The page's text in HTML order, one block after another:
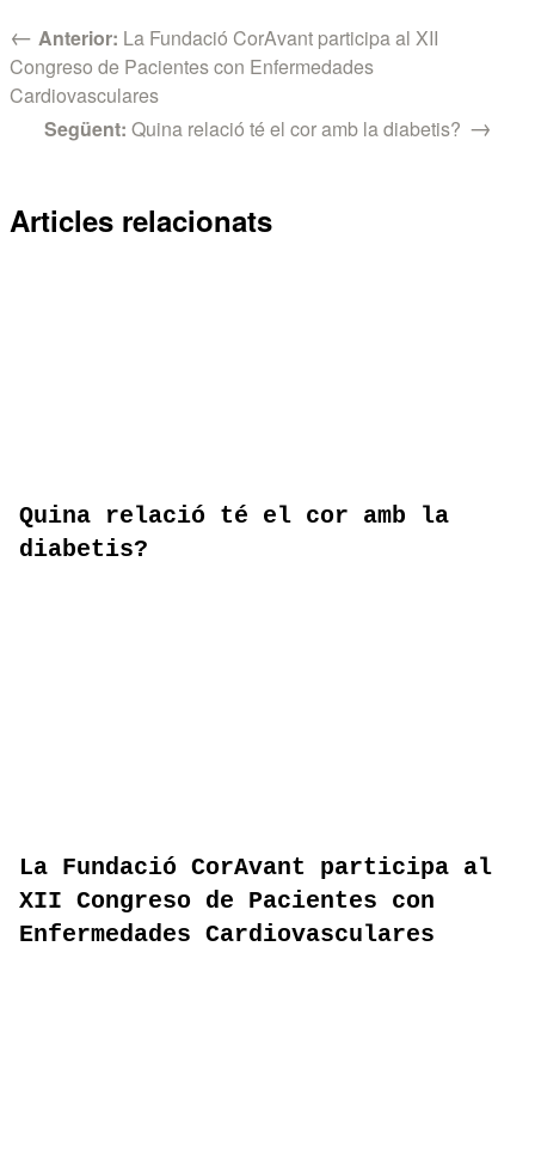
← Anterior: La Fundació CorAvant participa al XII
Congreso de Pacientes con Enfermedades
Cardiovasculares
Següent: Quina relació té el cor amb la diabetis? →
Articles relacionats
Quina relació té el cor amb la
diabetis?
La Fundació CorAvant participa al
XII Congreso de Pacientes con
Enfermedades Cardiovasculares